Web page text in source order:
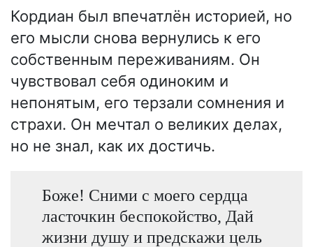
Кордиан был впечатлён историей, но
его мысли снова вернулись к его
собственным переживаниям. Он
чувствовал себя одиноким и
непонятым, его терзали сомнения и
страхи. Он мечтал о великих делах,
но не знал, как их достичь.
Боже! Сними с моего сердца
ласточкин беспокойство, Дай
жизни душу и предскажи цель